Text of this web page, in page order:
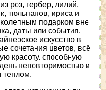
роз, гербер, лилий,
тюльпанов, ириса и
подарком вне
даты или события.
искусство в
сочетания цветов, всё
красоту, способную
неповторимостью и